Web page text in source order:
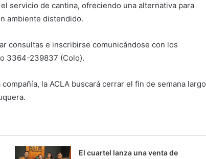
servicio de cantina, ofreciendo una alternativa para
ambiente distendido.
consultas e inscribirse comunicándose con los
3364-239837 (Colo).
la ACLA buscará cerrar el fin de semana largo
El cuartel lanza una venta de